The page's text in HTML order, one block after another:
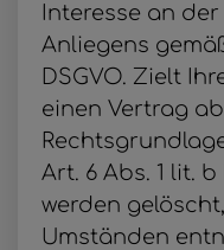
Interesse an
Anliegens
DSGVO. Zielt
einen Vertrag
Art. 6 Abs. 1 lit.
werden
Umständen